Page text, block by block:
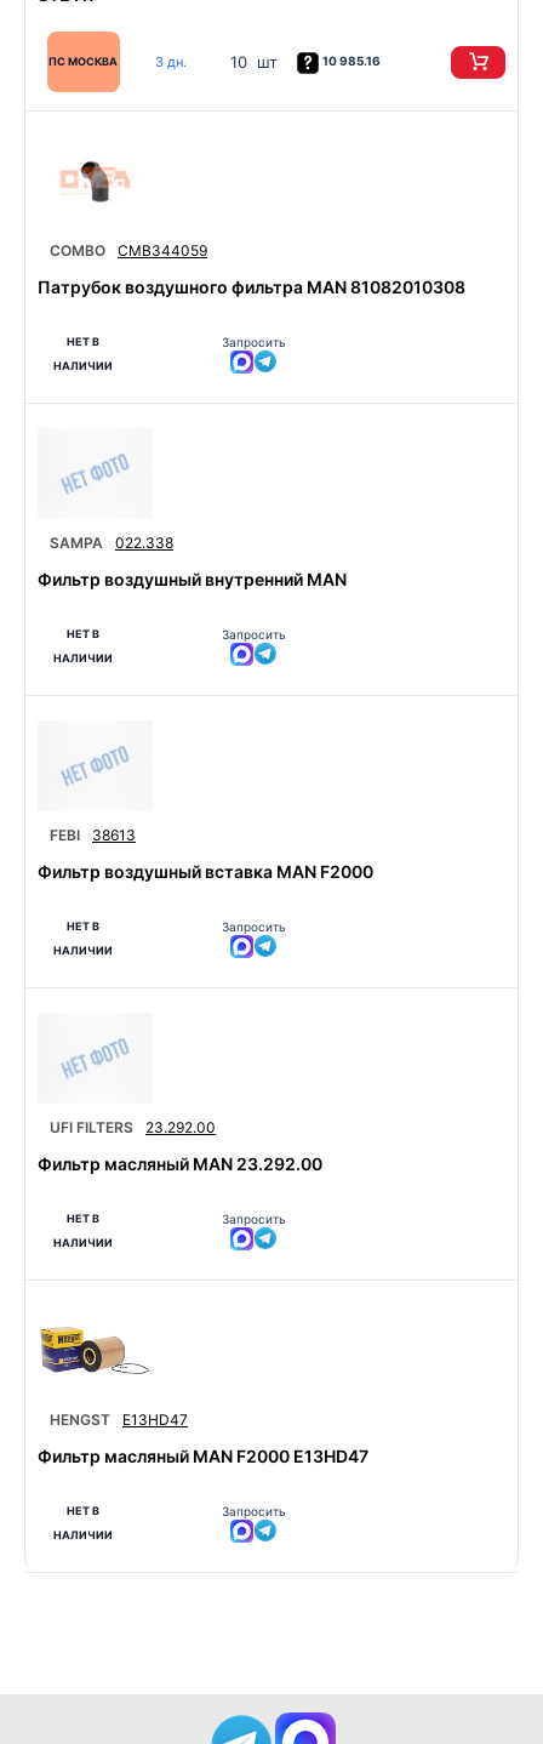
ПС МОСКВА 3 дн. 10 шт 10 985.16
COMBO CMB344059
Патрубок воздушного фильтра MAN 81082010308
НЕТ В
НАЛИЧИИ
Запросить
SAMPA 022.338
Фильтр воздушный внутренний MAN
НЕТ В
НАЛИЧИИ
Запросить
FEBI 38613
Фильтр воздушный вставка MAN F2000
НЕТ В
НАЛИЧИИ
Запросить
UFI FILTERS 23.292.00
Фильтр масляный MAN 23.292.00
НЕТ В
НАЛИЧИИ
Запросить
HENGST E13HD47
Фильтр масляный MAN F2000 E13HD47
НЕТ В
НАЛИЧИИ
Запросить